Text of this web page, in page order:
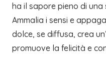
ha il sapore pieno di
Ammalia i sensi e
dolce, se diffusa, crea
promuove la felicità e